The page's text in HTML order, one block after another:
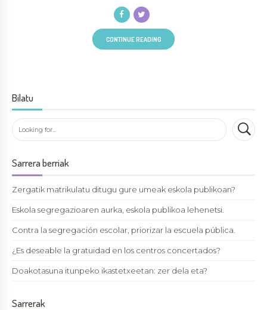
CONTINUE READING
Bilatu
Sarrera berriak
Zergatik matrikulatu ditugu gure umeak eskola publikoan?
Eskola segregazioaren aurka, eskola publikoa lehenetsi.
Contra la segregación escolar, priorizar la escuela pública.
¿Es deseable la gratuidad en los centros concertados?
Doakotasuna itunpeko ikastetxeetan: zer dela eta?
Sarrerak